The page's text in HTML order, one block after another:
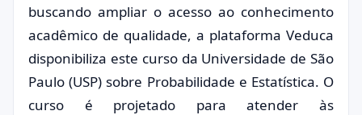
buscando ampliar o acesso ao conhecimento
acadêmico de qualidade, a plataforma Veduca
disponibiliza este curso da Universidade de São
Paulo (USP) sobre Probabilidade e Estatística. O
curso é projetado para atender às